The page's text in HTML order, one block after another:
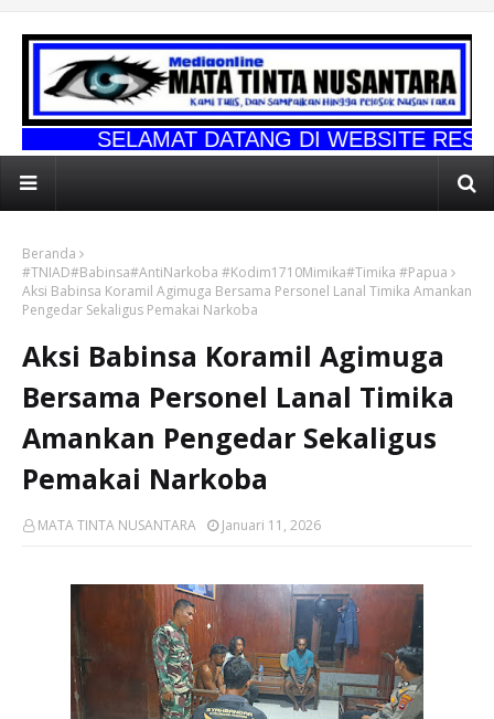
DATANG DI WEBSITE RESMI MATA
Beranda
#TNIAD#Babinsa#AntiNarkoba #Kodim1710Mimika#Timika #Papua
Aksi Babinsa Koramil Agimuga Bersama Personel Lanal Timika Amankan
Pengedar Sekaligus Pemakai Narkoba
Aksi Babinsa Koramil Agimuga
Bersama Personel Lanal Timika
Amankan Pengedar Sekaligus
Pemakai Narkoba
MATA TINTA NUSANTARA Januari 11, 2026